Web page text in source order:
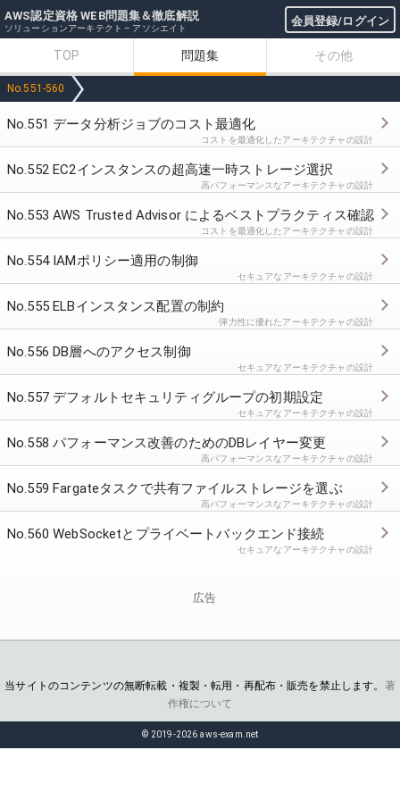
AWS認定資格 WEB問題集＆徹底解説 会員登録/ログイン
ソリューションアーキテクト – アソシエイト
TOP 問題集 その他
No.551-560
No.551 データ分析ジョブのコスト最適化
コストを最適化したアーキテクチャの設計
No.552 EC2インスタンスの超高速一時ストレージ選択
高パフォーマンスなアーキテクチャの設計
No.553 AWS Trusted Advisor によるベストプラクティス確認
コストを最適化したアーキテクチャの設計
No.554 IAMポリシー適用の制御
セキュアなアーキテクチャの設計
No.555 ELBインスタンス配置の制約
弾力性に優れたアーキテクチャの設計
No.556 DB層へのアクセス制御
セキュアなアーキテクチャの設計
No.557 デフォルトセキュリティグループの初期設定
セキュアなアーキテクチャの設計
No.558 パフォーマンス改善のためのDBレイヤー変更
高パフォーマンスなアーキテクチャの設計
No.559 Fargateタスクで共有ファイルストレージを選ぶ
高パフォーマンスなアーキテクチャの設計
No.560 WebSocketとプライベートバックエンド接続
セキュアなアーキテクチャの設計
広告
当サイトのコンテンツの無断転載・複製・転用・再配布・販売を禁止します。 著
作権について
© 2019-2026 aws-exam.net